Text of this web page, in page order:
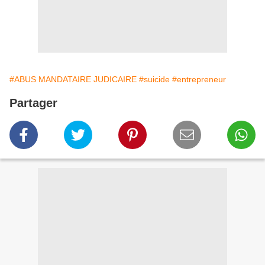
#ABUS MANDATAIRE JUDICAIRE #suicide #entrepreneur
Partager